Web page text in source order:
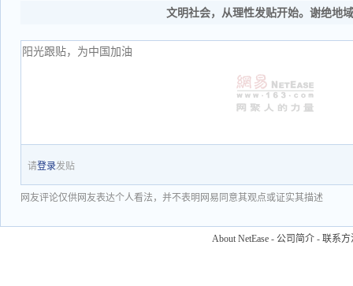
文明社会，从理性发贴开始。谢绝地
请登录发贴
网友评论仅供网友表达个人看法，并不表明网易同意其观点或证实其描述
About NetEase - 公司简介 - 联系方